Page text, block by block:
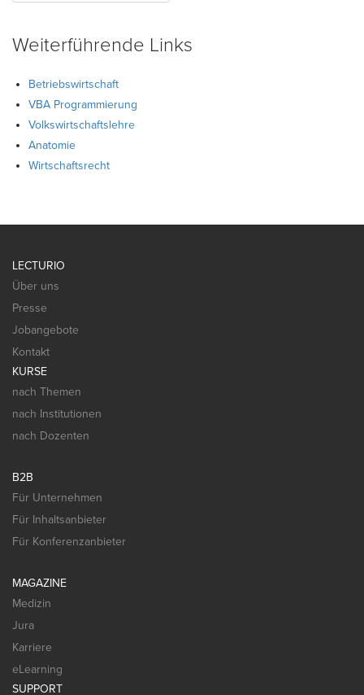
Weiterführende Links
Betriebswirtschaft
VBA Programmierung
Volkswirtschaftslehre
Anatomie
Wirtschaftsrecht
LECTURIO
Über uns
Presse
Jobangebote
Kontakt
KURSE
nach Themen
nach Institutionen
nach Dozenten
B2B
Für Unternehmen
Für Inhaltsanbieter
Für Konferenzanbieter
MAGAZINE
Medizin
Jura
Karriere
eLearning
SUPPORT